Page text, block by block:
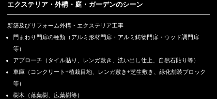
エクステリア・外構・庭・ガーデンのシーン
新築及びリフォーム外構・エクステリア工事
門まわり門扉の種類（アルミ形材門扉・アルミ鋳物門扉・ウッド調門扉
等）
アプローチ（タイル貼り、レンガ敷き、洗い出し仕上、自然石貼り等）
車庫（コンクリート+植栽目地、レンガ敷き+芝生敷き、緑化舗装ブロック
等）
樹木（落葉樹、広葉樹等）